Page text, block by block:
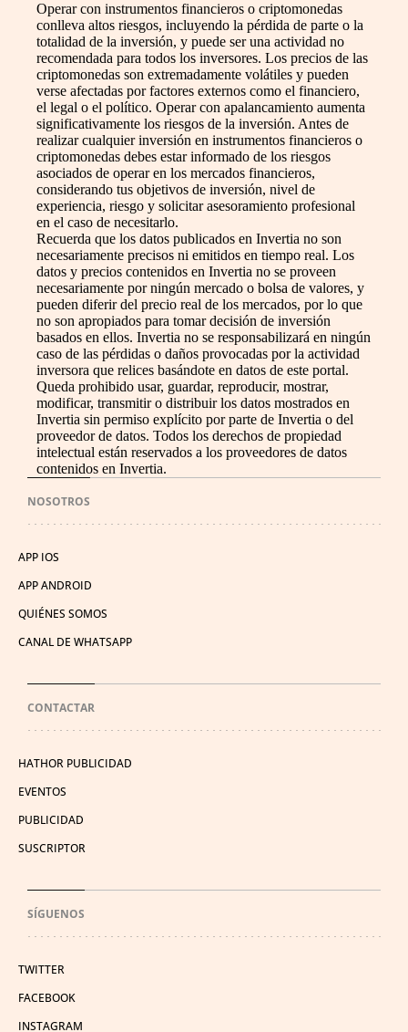
Operar con instrumentos financieros o criptomonedas
conlleva altos riesgos, incluyendo la pérdida de parte o la
totalidad de la inversión, y puede ser una actividad no
recomendada para todos los inversores. Los precios de las
criptomonedas son extremadamente volátiles y pueden
verse afectadas por factores externos como el financiero,
el legal o el político. Operar con apalancamiento aumenta
significativamente los riesgos de la inversión. Antes de
realizar cualquier inversión en instrumentos financieros o
criptomonedas debes estar informado de los riesgos
asociados de operar en los mercados financieros,
considerando tus objetivos de inversión, nivel de
experiencia, riesgo y solicitar asesoramiento profesional
en el caso de necesitarlo.
Recuerda que los datos publicados en Invertia no son
necesariamente precisos ni emitidos en tiempo real. Los
datos y precios contenidos en Invertia no se proveen
necesariamente por ningún mercado o bolsa de valores, y
pueden diferir del precio real de los mercados, por lo que
no son apropiados para tomar decisión de inversión
basados en ellos. Invertia no se responsabilizará en ningún
caso de las pérdidas o daños provocadas por la actividad
inversora que relices basándote en datos de este portal.
Queda prohibido usar, guardar, reproducir, mostrar,
modificar, transmitir o distribuir los datos mostrados en
Invertia sin permiso explícito por parte de Invertia o del
proveedor de datos. Todos los derechos de propiedad
intelectual están reservados a los proveedores de datos
contenidos en Invertia.
NOSOTROS
APP IOS
APP ANDROID
QUIÉNES SOMOS
CANAL DE WHATSAPP
CONTACTAR
HATHOR PUBLICIDAD
EVENTOS
PUBLICIDAD
SUSCRIPTOR
SÍGUENOS
TWITTER
FACEBOOK
INSTAGRAM